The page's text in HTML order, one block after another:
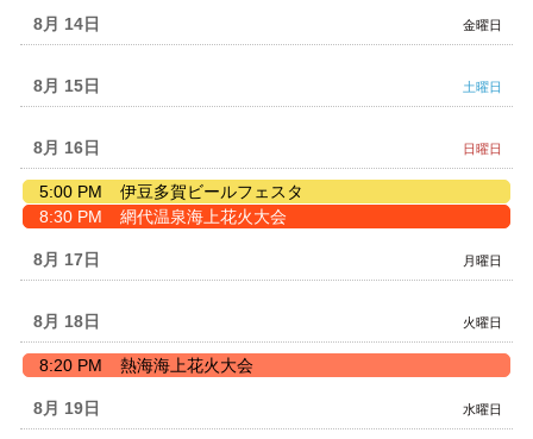
2026
12th
2026
金曜日
8月 14
土曜日
8月 15
日曜日
8月 16
日
曜
日,
月
2026
5:00 PM
伊豆多賀ビールフェスタ
日
日,
8
16th
2026
8:30 PM 網代温泉海上花火大会
月曜日
8月 17
火曜日
8月 18
火
日,
8
8:20 PM 熱海海上花火大会
水曜日
8月 19